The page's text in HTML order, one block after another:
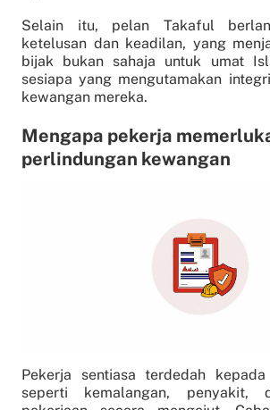
Selain itu, pelan Takaful
ketelusan dan keadilan, yang
bijak bukan sahaja untuk umat
sesiapa yang mengutamakan
kewangan mereka.
Mengapa pekerja
perlindungan kewangan
Pekerja sentiasa terdedah
seperti kemalangan, penyakit,